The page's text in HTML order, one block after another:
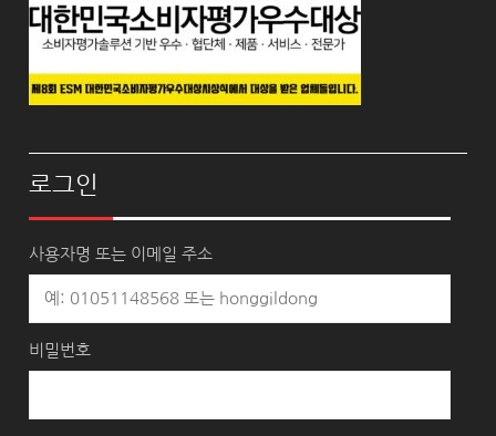
로그인
사용자명 또는 이메일 주소
비밀번호